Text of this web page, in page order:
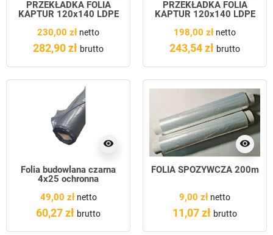
PRZEKŁADKA FOLIA
KAPTUR 120x140 LDPE
230,00 zł netto
282,90 zł brutto
PRZEKŁADKA FOLIA
KAPTUR 120x140 LDPE
198,00 zł netto
243,54 zł brutto
visibility
Folia budowlana czarna
4x25 ochronna
49,00 złnetto
60,27 zł brutto
visibility
FOLIA SPOŻYWCZA 200m
9,00 zł netto
11,07 zł brutto